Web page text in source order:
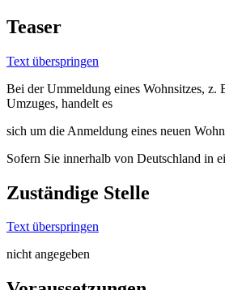
Teaser
Text überspringen
Bei der Ummeldung eines Wohnsitzes, z.
Umzuges, handelt es
sich um die Anmeldung eines neuen
Sofern Sie innerhalb von Deutschland in
Zuständige Stelle
Text überspringen
nicht angegeben